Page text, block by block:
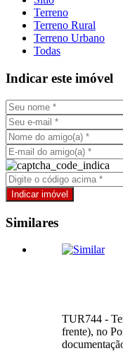
Terreno
Terreno Rural
Terreno Urbano
Todas
Indicar este imóvel
Similares
TUR744 -
frente), no